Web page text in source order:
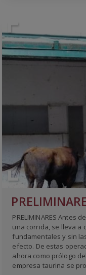
PRELIMINARES Antes
una corrida, se lleva a
fundamentales y sin
efecto. De estas
ahora como prólogo
empresa taurina se